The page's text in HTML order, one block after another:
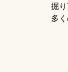
掘
多